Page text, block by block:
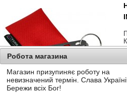
Робота магазина
Магазин призупиняє роботу на
невизначений термін. Слава
Бережи всіх Бог!